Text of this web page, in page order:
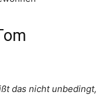
das nicht unbedingt,